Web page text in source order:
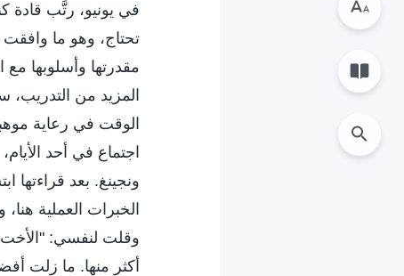
في يونيو، رتَّب قادة
تحتاج، وهو ما
مقدرتها وأسلوبها
المزيد من التدريب،
الوقت في رعاية
اجتماع في أحد
ونجينغ. بعد
الخبرات العملية
وقلت لنفسي: "الأخت
أكثر منها. ما زلت